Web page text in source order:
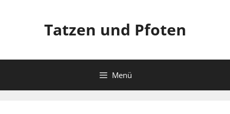
Tatzen und Pfoten
Menü